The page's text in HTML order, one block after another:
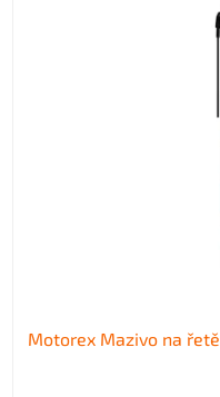
Motorex Mazivo na